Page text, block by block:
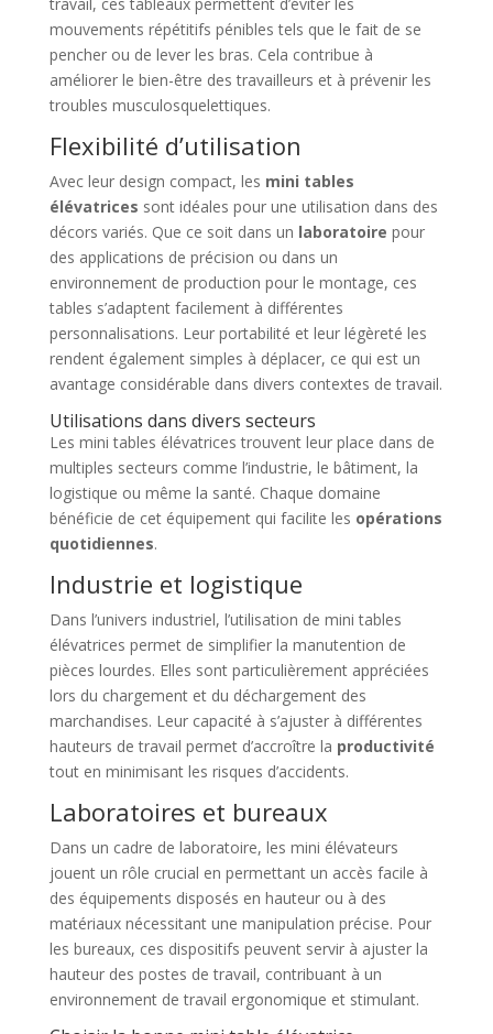
mouvements répétitifs pénibles tels que le fait de se
pencher ou de lever les bras. Cela contribue à
améliorer le bien-être des travailleurs et à prévenir les
troubles musculosquelettiques.
Flexibilité d’utilisation
Avec leur design compact, les mini tables
élévatrices sont idéales pour une utilisation dans des
décors variés. Que ce soit dans un laboratoire pour
des applications de précision ou dans un
environnement de production pour le montage, ces
tables s’adaptent facilement à différentes
personnalisations. Leur portabilité et leur légèreté les
rendent également simples à déplacer, ce qui est un
avantage considérable dans divers contextes de travail.
Utilisations dans divers secteurs
Les mini tables élévatrices trouvent leur place dans de
multiples secteurs comme l’industrie, le bâtiment, la
logistique ou même la santé. Chaque domaine
bénéficie de cet équipement qui facilite les opérations
quotidiennes.
Industrie et logistique
Dans l’univers industriel, l’utilisation de mini tables
élévatrices permet de simplifier la manutention de
pièces lourdes. Elles sont particulièrement appréciées
lors du chargement et du déchargement des
marchandises. Leur capacité à s’ajuster à différentes
hauteurs de travail permet d’accroître la productivité
tout en minimisant les risques d’accidents.
Laboratoires et bureaux
Dans un cadre de laboratoire, les mini élévateurs
jouent un rôle crucial en permettant un accès facile à
des équipements disposés en hauteur ou à des
matériaux nécessitant une manipulation précise. Pour
les bureaux, ces dispositifs peuvent servir à ajuster la
hauteur des postes de travail, contribuant à un
environnement de travail ergonomique et stimulant.